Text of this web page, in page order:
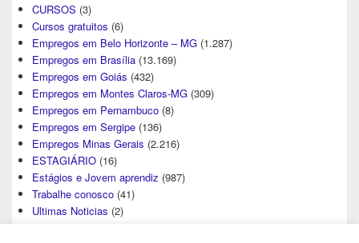
CURSOS (3)
Cursos gratuitos (6)
Empregos em Belo Horizonte – MG (1.287)
Empregos em Brasília (13.169)
Empregos em Goiás (432)
Empregos em Montes Claros-MG (309)
Empregos em Pernambuco (8)
Empregos em Sergipe (136)
Empregos Minas Gerais (2.216)
ESTAGIÁRIO (16)
Estágios e Jovem aprendiz (987)
Trabalhe conosco (41)
Ultimas Noticias (2)